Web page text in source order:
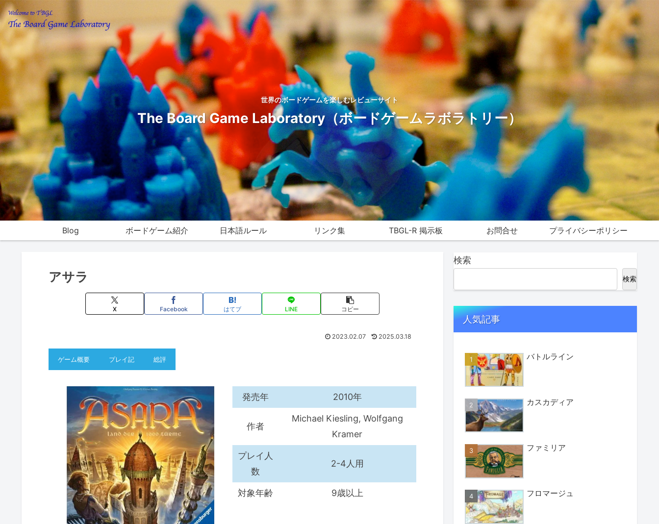
世界のボードゲームを楽しむレビューサイト
The Board Game Laboratory（ボードゲームラボラトリー）
Blog ボードゲーム紹介 日本語ルール リンク集 TBGL-R 掲示板 お問合せ プライバシーポリシー
アサラ
X Facebook はてブ LINE コピー
2023.02.07 2025.03.18
ゲーム概要 プレイ記 総評
発売年 2010年
作者
Michael Kiesling, Wolfgang
Kramer
プレイ人
数
2-4人用
対象年齢 9歳以上
検索
検索
人気記事
バトルライン
カスカディア
ファミリア
フロマージュ